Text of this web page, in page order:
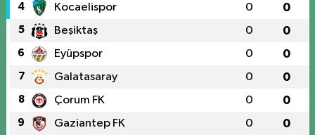
4 Kocaelispor 0 0
5 Beşiktaş 0 0
6 Eyüpspor 0 0
7 Galatasaray 0 0
8 Çorum FK 0 0
9 Gaziantep FK 0 0